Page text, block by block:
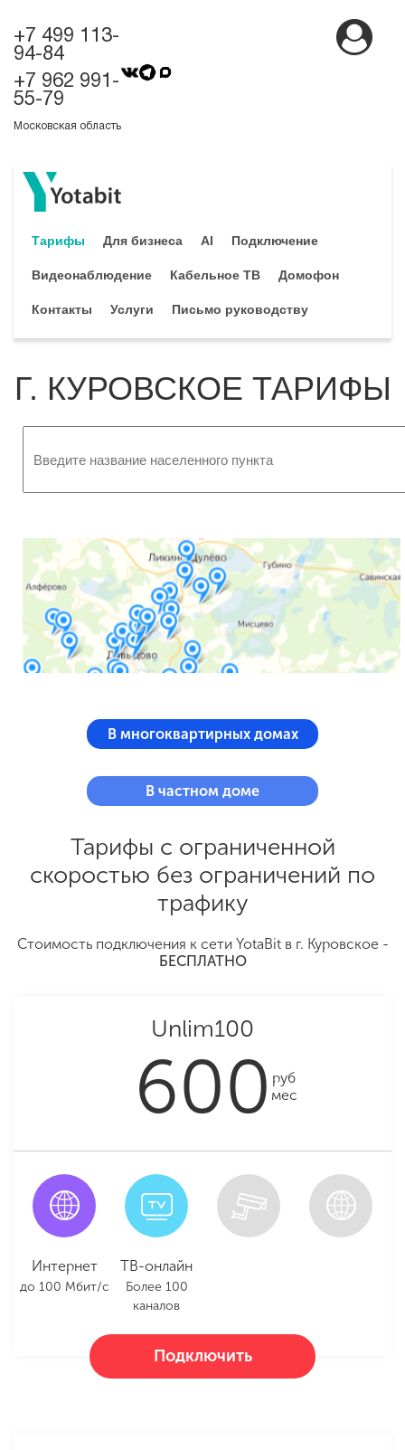
+7 499 113-
94-84
+7 962 991-
55-79
Московская область
Тарифы Для бизнеса AI Подключение
Видеонаблюдение Кабельное ТВ Домофон
Контакты Услуги Письмо руководству
Г. КУРОВСКОЕ ТАРИФЫ
В многоквартирных домах
В частном доме
Тарифы с ограниченной
скоростью без ограничений по
трафику
Стоимость подключения к сети YotaBit в г. Куровское -
БЕСПЛАТНО
Unlim100
600 руб
мес
Интернет
до 100 Мбит/с
ТВ-онлайн
Более 100
каналов
Подключить